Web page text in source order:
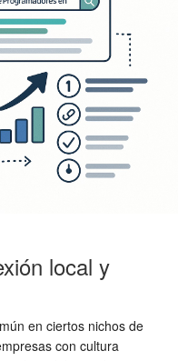
local y
en ciertos nichos de
con cultura